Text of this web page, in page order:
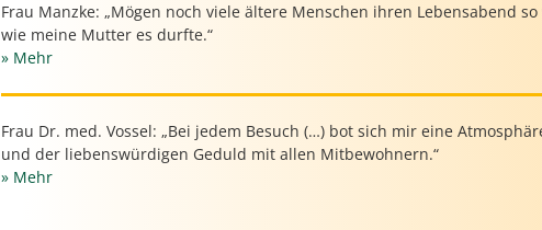
Frau Manzke: „Mögen noch viele ältere Menschen ihren Lebensabend
wie meine Mutter es durfte.“
» Mehr
Frau Dr. med. Vossel: „Bei jedem Besuch (…) bot sich mir eine
und der liebenswürdigen Geduld mit allen Mitbewohnern.“
» Mehr